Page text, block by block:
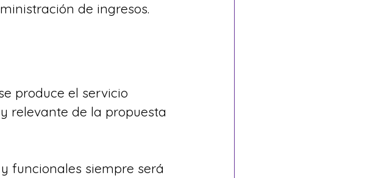
de ingresos.
produce el servicio
relevante de la propuesta
funcionales siempre será